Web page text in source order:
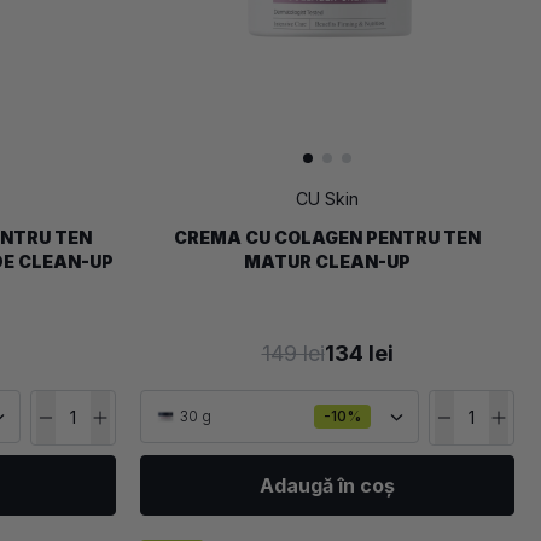
TEN
CLEAN-UP
CU Skin
CREMA CU COLAGEN PENTRU TEN
MATUR CLEAN-UP
149 lei134 lei
30 g -10%
Adaugă în coș